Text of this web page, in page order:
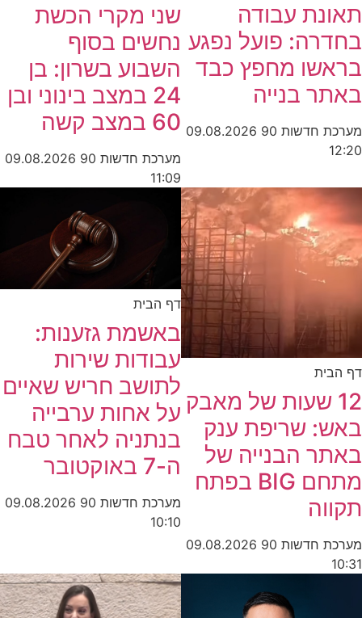
תאונת עבודה
בחדרה: פועל נפגע
בראשו מחפץ כבד
באתר בנייה
מערכת חדשות 90
09.08.2026
12:20
שני מקרי הכשת
נחשים בסוף
השבוע בשרון: בן
24 במצב בינוני ובן
60 במצב קשה
מערכת חדשות 90
09.08.2026
11:09
דף הבית
12 שעות של מאבק
באש: שריפת ענק
באתר הבנייה של
מתחם BIG בפתח
תקווה
מערכת חדשות 90
09.08.2026
10:31
דף הבית
באשמת גזענות:
עבודות שירות
לתושב חריש שאיים
על אחות ערבייה
בנתניה לאחר טבח
ה-7 באוקטובר
מערכת חדשות 90
09.08.2026
10:10